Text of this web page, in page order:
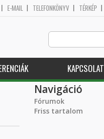
E-MAIL TELEFONKÖNYV TÉRKÉP
KAPCSOLAT
Navigáció
Fórumok
Friss tartalom